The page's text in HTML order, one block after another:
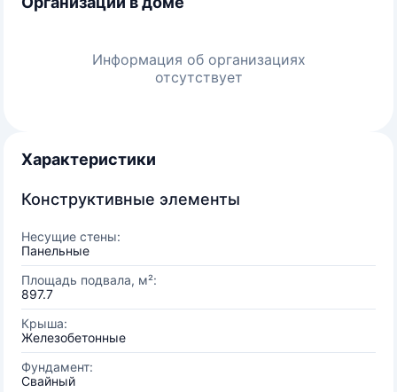
Информация об организациях
отсутствует
Характеристики
Конструктивные элементы
Несущие стены:
Панельные
Площадь подвала, м²:
897.7
Крыша:
Железобетонные
Фундамент:
Свайный